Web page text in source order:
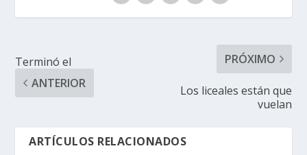
Terminó el
ANTERIOR
PRÓXIMO
Los liceales están que
vuelan
ARTÍCULOS RELACIONADOS